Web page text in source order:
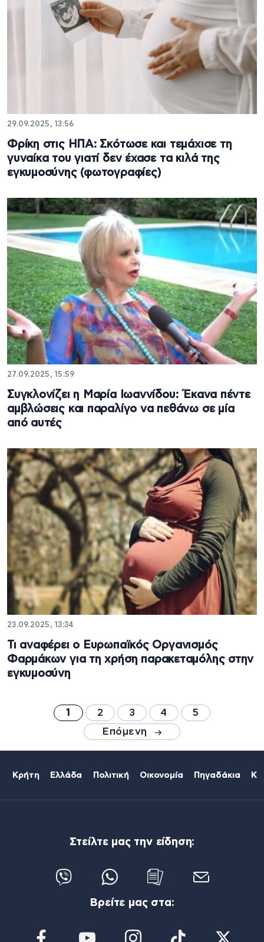
29.09.2025, 13:56
Φρίκη στις ΗΠΑ: Σκότωσε και τεμάχισε τη
γυναίκα του γιατί δεν έχασε τα κιλά της
εγκυμοσύνης (φωτογραφίες)
27.09.2025, 15:59
Συγκλονίζει η Μαρία Ιωαννίδου: Έκανα πέντε
αμβλώσεις και παραλίγο να πεθάνω σε μία
από αυτές
23.09.2025, 13:34
Τι αναφέρει ο Ευρωπαϊκός Οργανισμός
Φαρμάκων για τη χρήση παρακεταμόλης στην
εγκυμοσύνη
1 2 3 4
5
Επόμενη
Κρήτη Ελλάδα Πολιτική Οικονομία Πηγαδάκια
Στείλτε μας την είδηση:
Βρείτε μας στα: